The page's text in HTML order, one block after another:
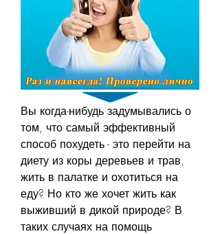
Вы когда-нибудь задумывались о
том, что самый эффективный
способ похудеть - это перейти на
диету из коры деревьев и трав,
жить в палатке и охотиться на
еду? Но кто же хочет жить как
выживший в дикой природе? В
таких случаях на помощь